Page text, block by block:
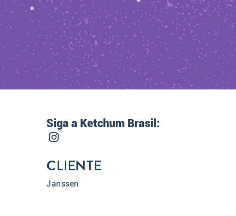
Siga a Ketchum Brasil:
CLIENTE
Janssen